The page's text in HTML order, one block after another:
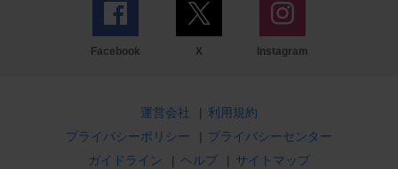
Facebook X Instagram
運営会社 | 利用規約
プライバシーポリシー
| プライバシーセンター
ガイドライン
| ヘルプ | サイトマップ